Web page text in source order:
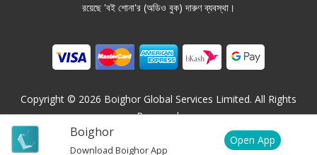
Boighor
Download Boighor App
Open App
রয়েছে 'বই শোনা'র (অডিও বুক) দারুণ ব্যবস্থা।
Copyright © 2026 Boighor Global Services Limited. All Rights
Reserved.